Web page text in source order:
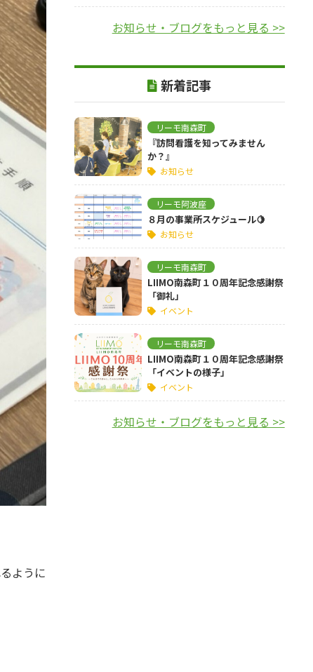
ように
お知らせ・ブログをもっと見る >>
新着記事
リーモ南森町
『訪問看護を知ってみません
か？』
お知らせ
リーモ阿波座
８月の事業所スケジュール🍋
お知らせ
リーモ南森町
LIIMO南森町１０周年記念感謝祭
「御礼」
イベント
リーモ南森町
LIIMO南森町１０周年記念感謝祭
「イベントの様子」
イベント
お知らせ・ブログをもっと見る >>